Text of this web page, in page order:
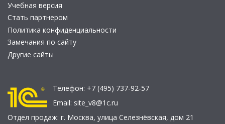
Учебная версия
Стать партнером
Политика конфиденциальности
Замечания по сайту
Другие сайты
Телефон: +7 (495) 737-92-57
Email: site_v8@1c.ru
Отдел продаж: г. Москва, улица Селезнёвская, дом 21